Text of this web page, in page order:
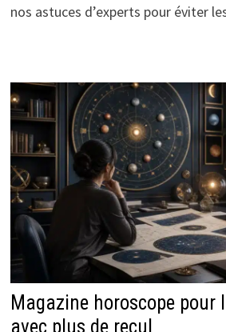
nos astuces d’experts pour éviter
Magazine horoscope pour
avec plus de recul